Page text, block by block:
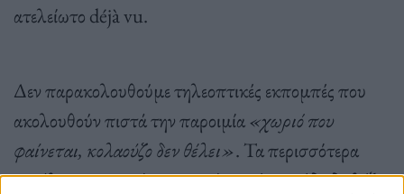
ατελείωτο déjà vu.
Δεν παρακολουθούμε τηλεοπτικές εκπομπές που
ακολουθούν πιστά την παροιμία«χωριό που
φαίνεται, κολαούζο δεν θέλει». Τα περισσότερα
κανάλια και γενικότερα τα μίντια, έχουν ήδη διαλέξει